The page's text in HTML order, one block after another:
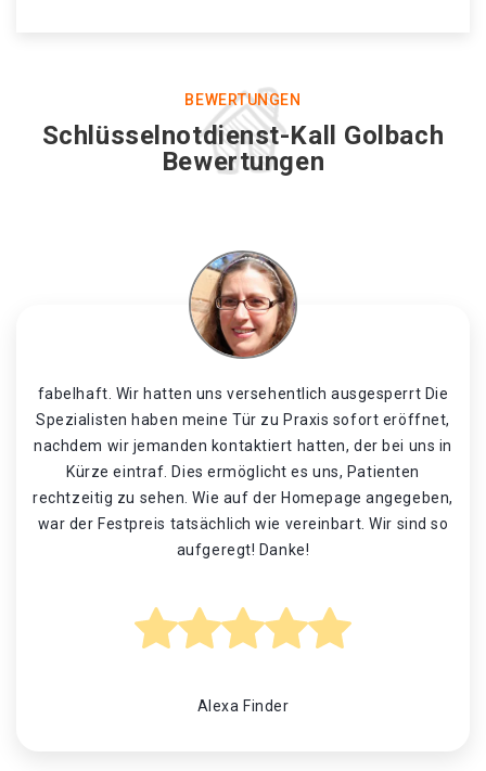
BEWERTUNGEN
Schlüsselnotdienst-Kall Golbach
Bewertungen
fabelhaft. Wir hatten uns versehentlich ausgesperrt Die
Spezialisten haben meine Tür zu Praxis sofort eröffnet,
nachdem wir jemanden kontaktiert hatten, der bei uns in
Kürze eintraf. Dies ermöglicht es uns, Patienten
rechtzeitig zu sehen. Wie auf der Homepage angegeben,
war der Festpreis tatsächlich wie vereinbart. Wir sind so
aufgeregt! Danke!
Alexa Finder